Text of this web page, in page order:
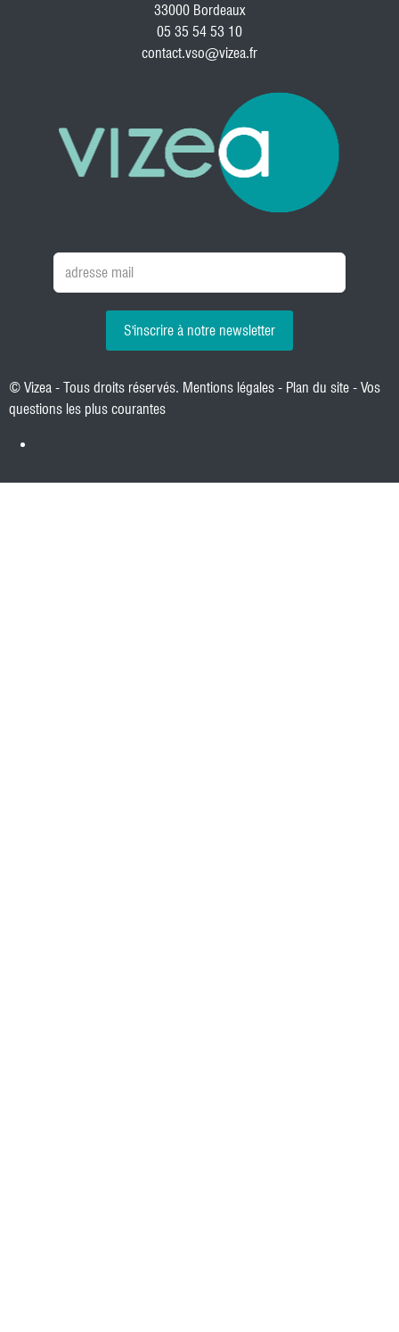
33000 Bordeaux
05 35 54 53 10
contact.vso@vizea.fr
S'inscrire à notre newsletter
© Vizea - Tous droits réservés. Mentions légales - Plan du site - Vos
questions les plus courantes